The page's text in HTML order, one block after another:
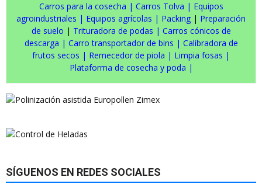
Carros para la cosecha | Carros Tolva | Equipos
agroindustriales | Equipos agrícolas | Packing | Preparación
de suelo | Trituradora de podas | Carros cónicos de
descarga | Carro transportador de bins | Calibradora de
frutos secos | Remecedor de piola | Limpia fosas |
Plataforma de cosecha y poda |
SÍGUENOS EN REDES SOCIALES